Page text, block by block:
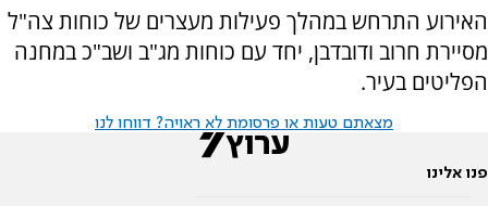
האירוע התרחש במהלך פעילות מעצרים של כוחות צה"ל
מסיירת חרוב ודובדבן, יחד עם כוחות מג"ב ושב"כ במחנה
הפליטים בעיר.
מצאתם טעות או פרסומת לא ראויה? דווחו לנו
פנו אלינו